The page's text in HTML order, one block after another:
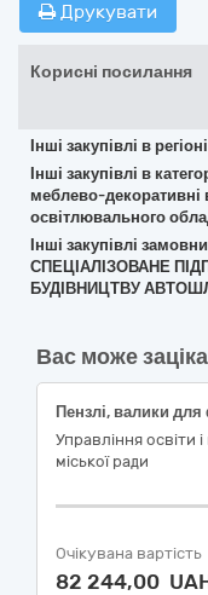
Друкувати
Корисні посилання
Інші закупівлі в
Інші закупівлі в
меблево-декоративні
освітлювального
Інші закупівлі
СПЕЦІАЛІЗОВАНЕ
БУДІВНИЦТВУ
Вас може
Управління освіти
міської ради
Очікувана вартість
82 244,00